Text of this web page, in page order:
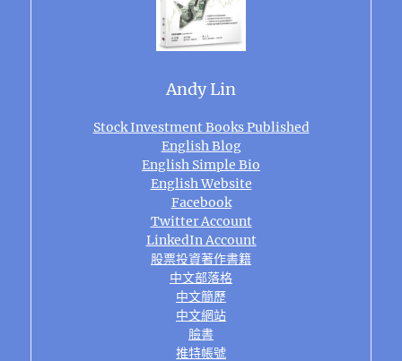
Andy Lin
Stock Investment Books Published
English Blog
English Simple Bio
English Website
Facebook
Twitter Account
LinkedIn Account
股票投資著作書籍
中文部落格
中文簡歷
中文網站
臉書
推特帳號